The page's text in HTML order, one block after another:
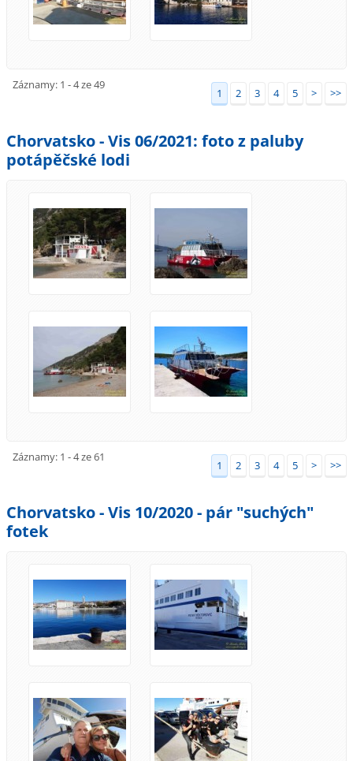
Záznamy: 1 - 4 ze 49
1 2 3 4 5 > >>
Chorvatsko - Vis 06/2021: foto z paluby
potápěčské lodi
Záznamy: 1 - 4 ze 61
1 2 3 4 5 > >>
Chorvatsko - Vis 10/2020 - pár "suchých"
fotek